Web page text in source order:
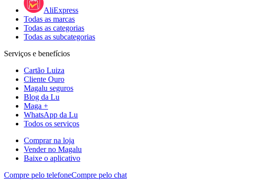
AliExpress
Todas as marcas
Todas as categorias
Todas as subcategorias
Serviços e benefícios
Cartão Luiza
Cliente Ouro
Magalu seguros
Blog da Lu
Maga +
WhatsApp da Lu
Todos os serviços
Comprar na loja
Vender no Magalu
Baixe o aplicativo
Compre pelo telefoneCompre pelo chat